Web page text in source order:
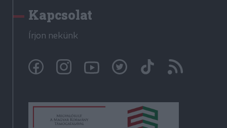
Kapcsolat
Írjon nekünk